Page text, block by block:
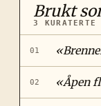
Brukt
3 KURATERTE
01 «
02 «Åpen